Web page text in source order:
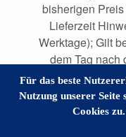
Für das beste
Nutzung unserer Seite
Cookies zu.
bisherigen
Lieferzeit
Werktage); Gilt
dem Tag
Kunden; bei